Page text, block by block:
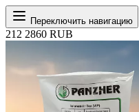
Переключить навигацию
212 2860 RUB